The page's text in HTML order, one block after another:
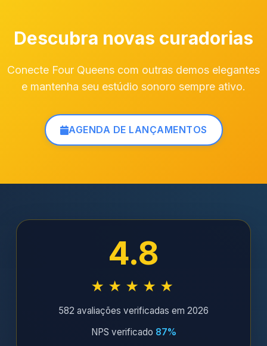
Descubra novas curadorias
Conecte Four Queens com outras demos elegantes
e mantenha seu estúdio sonoro sempre ativo.
AGENDA DE LANÇAMENTOS
4.8
★★★★★
582 avaliações verificadas em 2026
NPS verificado 87%